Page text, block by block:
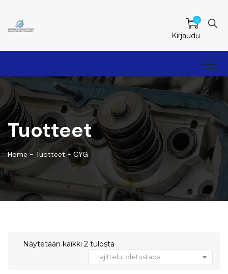
0
Kirjaudu
Tuotteet
Home- Tuotteet -CYG
Näytetään kaikki 2 tulosta
Lajittelu, oletustapa